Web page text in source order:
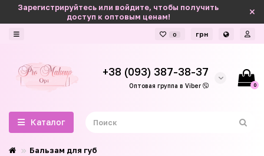
Зарегистрируйтесь или войдите, чтобы получить
доступ к оптовым ценам!
0 грн
+38 (093) 387-38-37
Оптовая группа в Viber 0
Каталог
Бальзам для губ